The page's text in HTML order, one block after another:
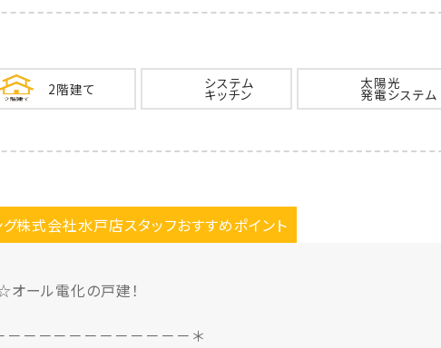
2階建て システム
キッチン
太陽光
発電システム
株式会社水戸店スタッフおすすめポイント
ール電化の戸建！
－－－－－－－－－－－－＊